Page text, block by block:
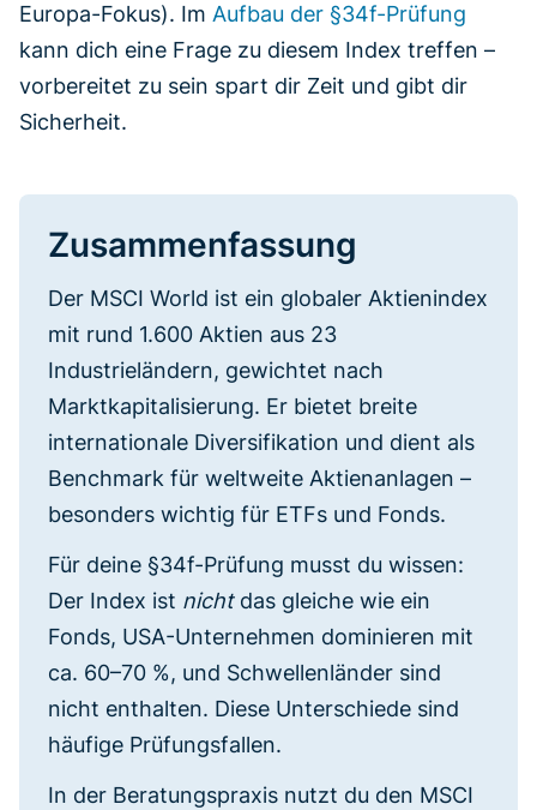
Europa-Fokus). Im Aufbau der §34f-Prüfung
kann dich eine Frage zu diesem Index treffen –
vorbereitet zu sein spart dir Zeit und gibt dir
Sicherheit.
Zusammenfassung
Der MSCI World ist ein globaler Aktienindex
mit rund 1.600 Aktien aus 23
Industrieländern, gewichtet nach
Marktkapitalisierung. Er bietet breite
internationale Diversifikation und dient als
Benchmark für weltweite Aktienanlagen –
besonders wichtig für ETFs und Fonds.
Für deine §34f-Prüfung musst du wissen:
Der Index ist nichtdas gleiche wie ein
Fonds, USA-Unternehmen dominieren mit
ca. 60–70 %, und Schwellenländer sind
nicht enthalten. Diese Unterschiede sind
häufige Prüfungsfallen.
In der Beratungspraxis nutzt du den MSCI